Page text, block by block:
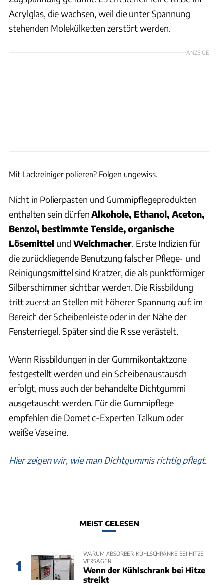
Acrylglas, die wachsen, weil die unter Spannung
stehenden Molekülketten zerstört werden.
ANZEIGE
Mit Lackreiniger polieren? Folgen ungewiss.
Nicht in Polierpasten und Gummipflegeprodukten
enthalten sein dürfen Alkohole, Ethanol, Aceton,
Benzol, bestimmte Tenside, organische
Lösemittel und Weichmacher. Erste Indizien für
die zurückliegende Benutzung falscher Pflege- und
Reinigungsmittel sind Kratzer, die als punktförmiger
Silberschimmer sichtbar werden. Die Rissbildung
tritt zuerst an Stellen mit höherer Spannung auf: im
Bereich der Scheibenleiste oder in der Nähe der
Fensterriegel. Später sind die Risse verästelt.
Wenn Rissbildungen in der Gummikontaktzone
festgestellt werden und ein Scheibenaustausch
erfolgt, muss auch der behandelte Dichtgummi
ausgetauscht werden. Für die Gummipflege
empfehlen die Dometic-Experten Talkum oder
weiße Vaseline.
Hier zeigen wir, wie man Dichtgummis richtig pflegt.
MEIST GELESEN
1
WARUM ABSORBER-KÜHLSCHRÄNKE BEI HITZE
VERSAGEN
Wenn der Kühlschrank bei Hitze
streikt